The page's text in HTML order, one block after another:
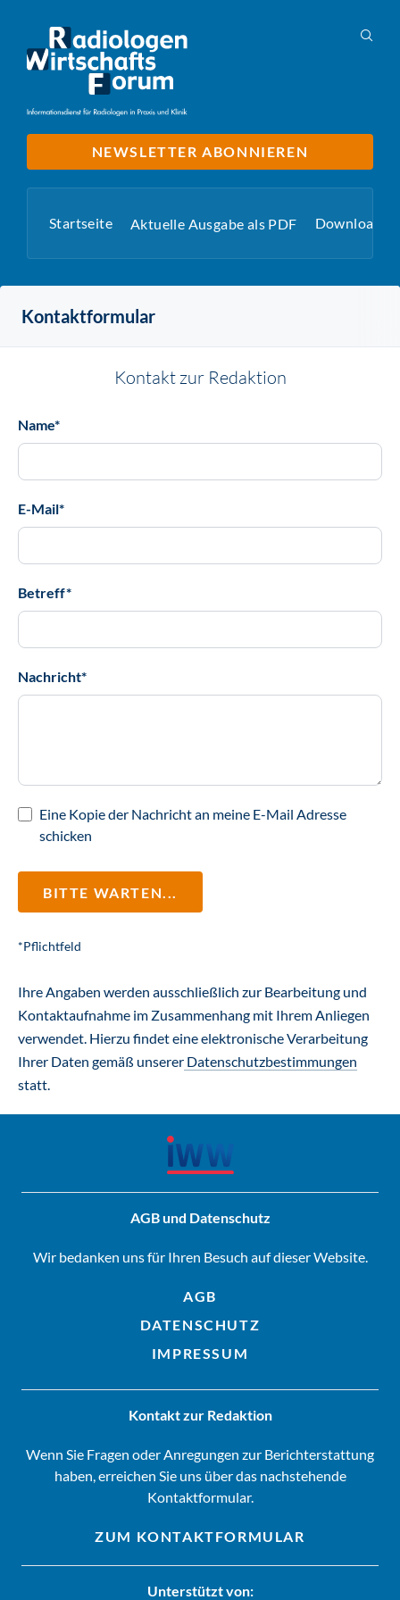
NEWSLETTER ABONNIEREN
Startseite Aktuelle Ausgabe als PDF Downloads
Kontaktformular
Kontakt zur Redaktion
Name*
E-Mail*
Betreff*
Nachricht*
Eine Kopie der Nachricht an meine E-Mail Adresse
schicken
BITTE WARTEN...
*Pflichtfeld
Ihre Angaben werden ausschließlich zur Bearbeitung und
Kontaktaufnahme im Zusammenhang mit Ihrem Anliegen
verwendet. Hierzu findet eine elektronische Verarbeitung
Ihrer Daten gemäß unserer Datenschutzbestimmungen
statt.
AGB und Datenschutz
Wir bedanken uns für Ihren Besuch auf dieser Website.
AGB
DATENSCHUTZ
IMPRESSUM
Kontakt zur Redaktion
Wenn Sie Fragen oder Anregungen zur Berichterstattung
haben, erreichen Sie uns über das nachstehende
Kontaktformular.
ZUM KONTAKTFORMULAR
Unterstützt von: